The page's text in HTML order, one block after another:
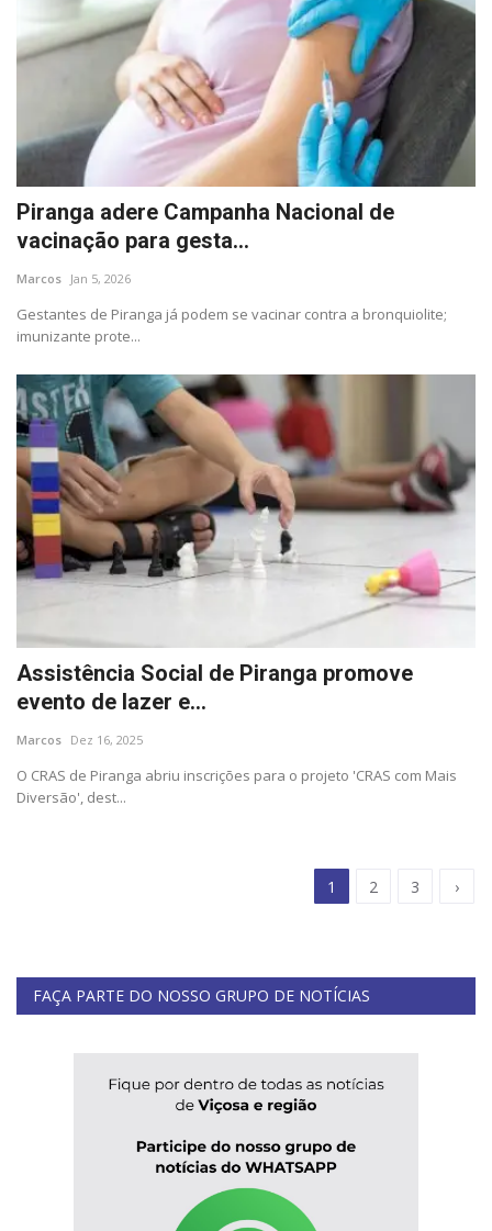
Piranga adere Campanha Nacional de
vacinação para gesta...
Marcos Jan 5, 2026
Gestantes de Piranga já podem se vacinar contra a bronquiolite;
imunizante prote...
Assistência Social de Piranga promove
evento de lazer e...
Marcos Dez 16, 2025
O CRAS de Piranga abriu inscrições para o projeto 'CRAS com Mais
Diversão', dest...
1 2 3 ›
FAÇA PARTE DO NOSSO GRUPO DE NOTÍCIAS